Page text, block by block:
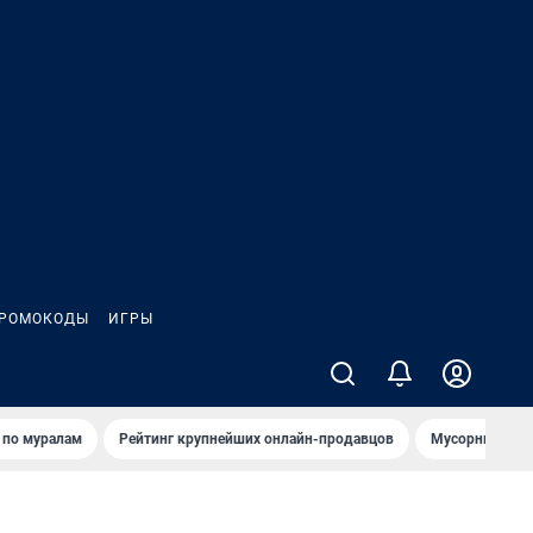
ИГРЫ
по мурaлaм Рейтинг крупнейших онлайн-продавцов Мусорный